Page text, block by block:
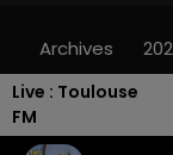
Live : Toulouse
FM
Archives